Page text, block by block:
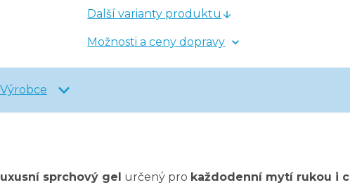
Další varianty produktu
Možnosti a ceny dopravy
Výrobce
luxusní sprchový gel určený pro každodenní mytí rukou i